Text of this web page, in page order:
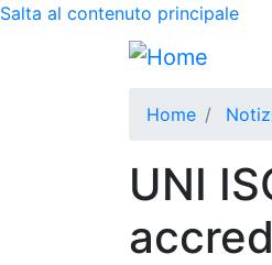
Salta al contenuto principale
Home
UNI